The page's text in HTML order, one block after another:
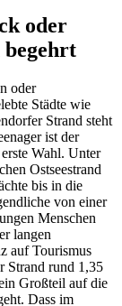
oder
begehrt
oder
Städte wie
Strand steht
ist der
Wahl. Unter
Ostseestrand
bis in die
von einer
Menschen
langen
auf Tourismus
Strand rund 1,35
Großteil auf die
Dass im